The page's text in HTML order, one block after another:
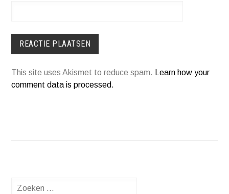
This site uses Akismet to reduce spam. Learn how your
comment data is processed.
Zoeken